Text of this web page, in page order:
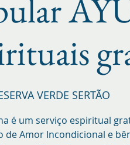
VERDE SERTÃO
é um serviço espiritual
de Amor Incondicional e